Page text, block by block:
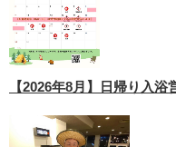
【2026年8月】日帰り入浴